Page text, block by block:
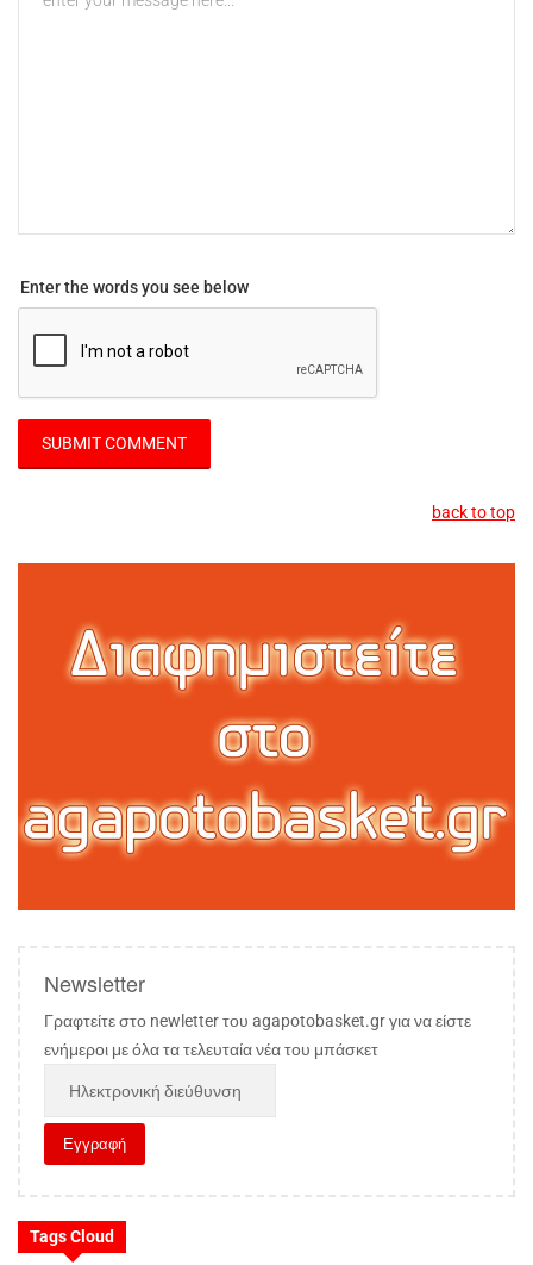
Enter the words you see below
back to top
Newsletter
Γραφτείτε στο newletter του agapotobasket.gr για να είστε
ενήμεροι με όλα τα τελευταία νέα του μπάσκετ
Tags Cloud